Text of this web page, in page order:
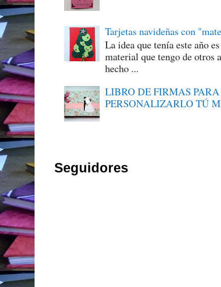
Tarjetas navideñas con
La idea que tenía este año
material que tengo de otros
hecho ...
LIBRO DE FIRMAS
PERSONALIZARLO TÚ
Seguidores